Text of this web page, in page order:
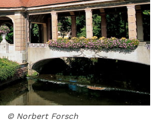
© Norbert Forsch